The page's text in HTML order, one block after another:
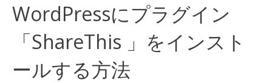
WordPressにプラグイン
「ShareThis 」をインスト
ールする方法